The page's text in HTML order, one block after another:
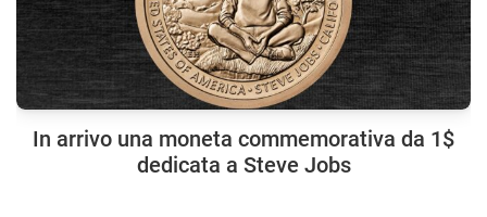
In arrivo una moneta commemorativa da 1$
dedicata a Steve Jobs